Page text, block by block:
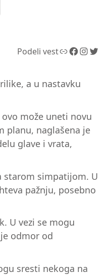
Podeli vestLink Facebook InstagramTwitter
a u nastavku
može uneti novu
planu, naglašena je
glave i vrata,
starom simpatijom. U
pažnju, posebno
U vezi se mogu
odmor od
sresti nekoga na